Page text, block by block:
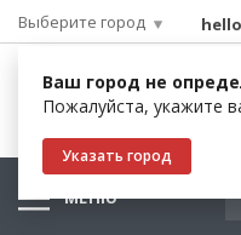
Выберите город
Ваш город не
Пожалуйста, укажите
Указать город
МЕНЮ